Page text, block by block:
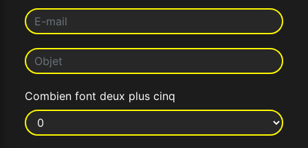
Combien font deux plus cinq